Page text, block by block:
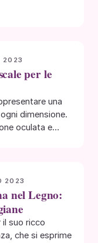
2023
per le
una
dimensione.
oculata e…
2023
nel Legno:
suo ricco
che si esprime